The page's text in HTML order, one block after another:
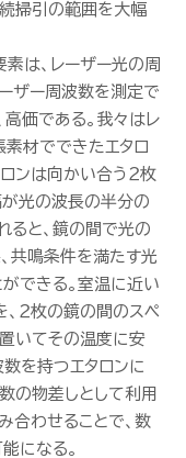
掃引の範囲を大幅
は、レーザー光の周
ザー周波数を測定で
価である。我々はレ
材でできたエタロ
ロンは向かい合う２枚
が光の波長の半分の
ると、鏡の間で光の
共鳴条件を満たす光
できる。室温に近い
２枚の鏡の間のスペ
いてその温度に安
を持つエタロンに
の物差しとして利用
合わせることで、数
になる。